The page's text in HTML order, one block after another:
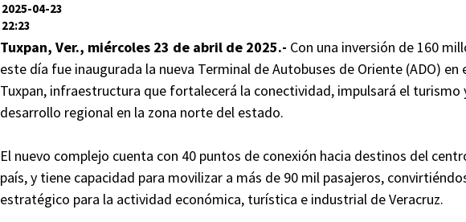
2025-04-23
22:23
Tuxpan, Ver., miércoles 23 de abril de 2025.- Con una inversión de 160
este día fue inaugurada la nueva Terminal de Autobuses de Oriente (ADO) en
Tuxpan, infraestructura que fortalecerá la conectividad, impulsará el turismo
desarrollo regional en la zona norte del estado.
El nuevo complejo cuenta con 40 puntos de conexión hacia destinos del
país, y tiene capacidad para movilizar a más de 90 mil pasajeros,
estratégico para la actividad económica, turística e industrial de Veracruz.